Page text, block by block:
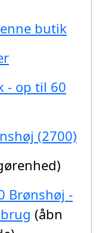
butik
- op til 60
(2700)
Brønshøj -
(åbn